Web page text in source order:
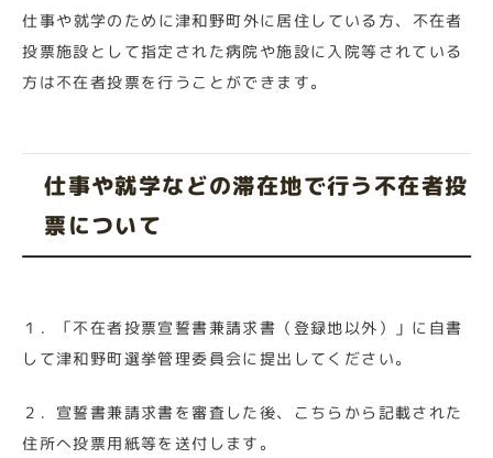
仕事や就学のために津和野町外に居住している方、不在者
投票施設として指定された病院や施設に入院等されている
方は不在者投票を行うことができます。
仕事や就学などの滞在地で行う不在者投
票について
１．「不在者投票宣誓書兼請求書（登録地以外）」に自書
して津和野町選挙管理委員会に提出してください。
２．宣誓書兼請求書を審査した後、こちらから記載された
住所へ投票用紙等を送付します。